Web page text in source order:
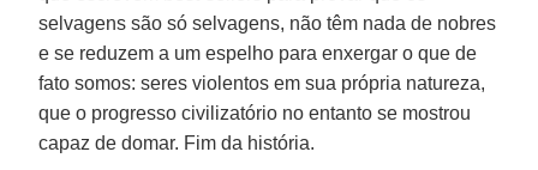
selvagens são só selvagens, não têm nada de nobres
e se reduzem a um espelho para enxergar o que de
fato somos: seres violentos em sua própria natureza,
que o progresso civilizatório no entanto se mostrou
capaz de domar. Fim da história.